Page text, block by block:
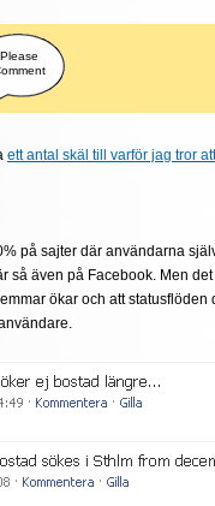
Please
ett antal skäl till varför jag tror
på sajter där användarna
så även på Facebook. Men
ökar och att statusflöden